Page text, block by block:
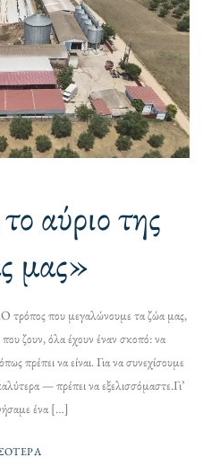
αύριο της
μας»
τρόπος που μεγαλώνουμε τα ζώα μας,
ζουν, όλα έχουν έναν σκοπό: να
πρέπει να είναι. Για να συνεχίσουμε
— πρέπει να εξελισσόμαστε.Γι’
ένα […]